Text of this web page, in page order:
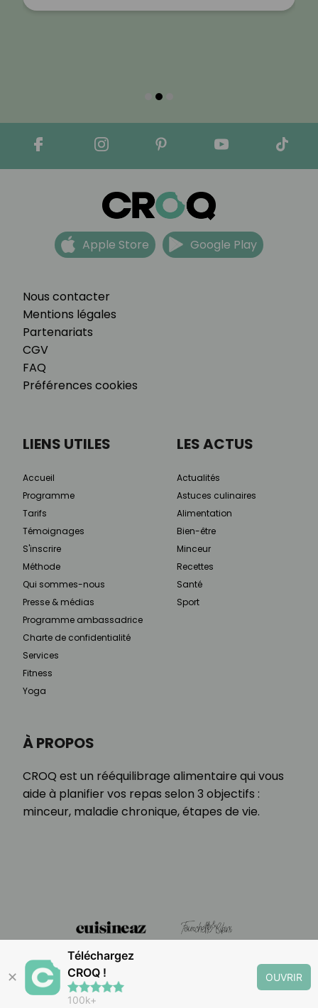
Nous contacter
Mentions légales
Partenariats
CGV
FAQ
Préférences cookies
Apple Store Google Play
À PROPOS
CROQ est un rééquilibrage alimentaire qui vous
aide à planifier vos repas selon 3 objectifs :
minceur, maladie chronique, étapes de vie.
LIENS UTILES
Accueil
Programme
Tarifs
Témoignages
S'inscrire
Méthode
Qui sommes-nous
Presse & médias
Programme ambassadrice
Charte de confidentialité
Services
Fitness
Yoga
LES ACTUS
Actualités
Astuces culinaires
Alimentation
Bien-être
Minceur
Recettes
Santé
Sport
✕
Téléchargez
CROQ !
100k+
OUVRIR